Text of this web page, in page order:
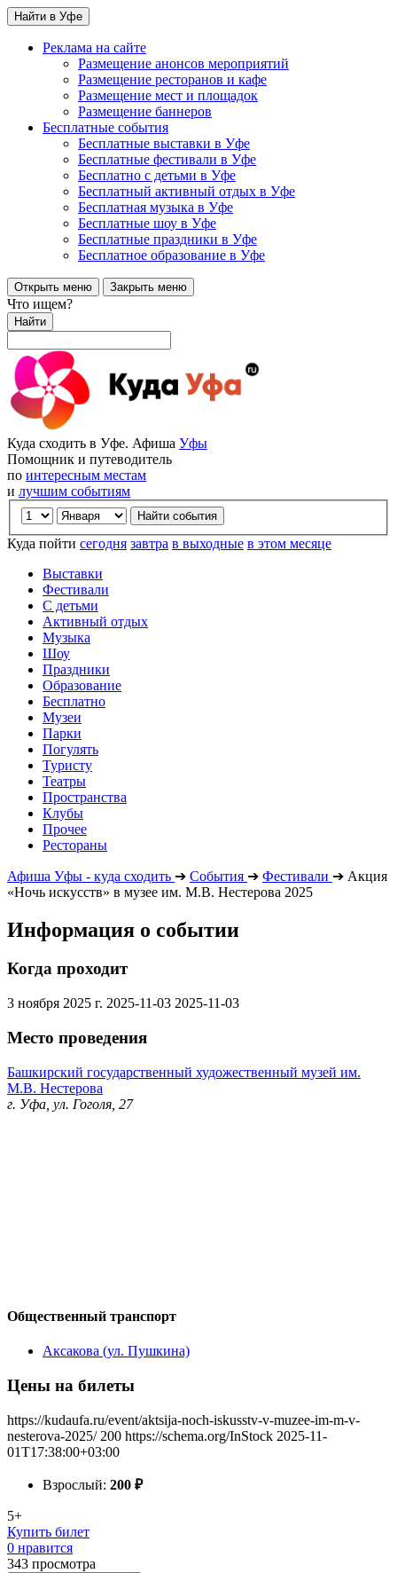
Найти в Уфе
Реклама на сайте
Размещение анонсов мероприятий
Размещение ресторанов и кафе
Размещение мест и площадок
Размещение баннеров
Бесплатные события
Бесплатные выставки в Уфе
Бесплатные фестивали в Уфе
Бесплатно с детьми в Уфе
Бесплатный активный отдых в Уфе
Бесплатная музыка в Уфе
Бесплатные шоу в Уфе
Бесплатные праздники в Уфе
Бесплатное образование в Уфе
Открыть меню Закрыть меню
Что ищем?
Найти
Куда сходить в Уфе. Афиша Уфы
Помощник и путеводитель
по интересным местам
и лучшим событиям
Куда пойти сегодня завтра в выходные в этом месяце
Выставки
Фестивали
С детьми
Активный отдых
Музыка
Шоу
Праздники
Образование
Бесплатно
Музеи
Парки
Погулять
Туристу
Театры
Пространства
Клубы
Прочее
Рестораны
Афиша Уфы - куда сходить ➔ События ➔ Фестивали ➔ Акция
«Ночь искусств» в музее им. М.В. Нестерова 2025
Информация о событии
Когда проходит
3 ноября 2025 г. 2025-11-03 2025-11-03
Место проведения
Башкирский государственный художественный музей им.
М.В. Нестерова
г. Уфа, ул. Гоголя, 27
Общественный транспорт
Аксакова (ул. Пушкина)
Цены на билеты
https://kudaufa.ru/event/aktsija-noch-iskusstv-v-muzee-im-m-v-
nesterova-2025/ 200 https://schema.org/InStock 2025-11-
01T17:38:00+03:00
Взрослый: 200 ₽
5+
Купить билет
0 нравится
343 просмотра